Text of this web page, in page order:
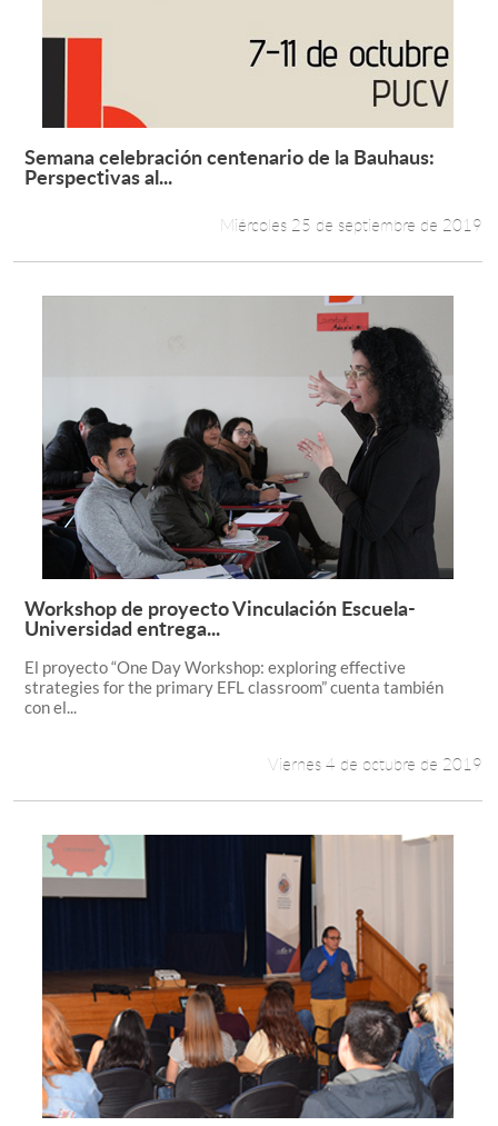
Leer más +
Semana celebración centenario de la Bauhaus:
Perspectivas al...
Miércoles 25 de septiembre de 2019
Leer más +
Workshop de proyecto Vinculación Escuela-
Universidad entrega...
El proyecto “One Day Workshop: exploring effective
strategies for the primary EFL classroom” cuenta también
con el...
Viernes 4 de octubre de 2019